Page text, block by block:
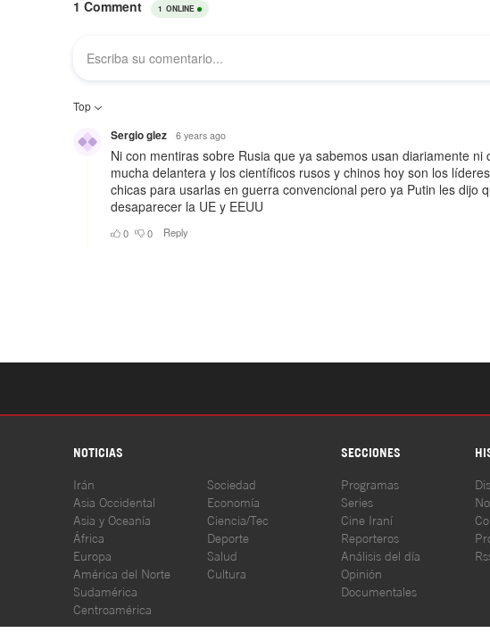
NOTICIAS SECCIONES
Irán
Asia Occidental
Asia y Oceanía
África
Europa
América del Norte
Sudamérica
Centroamérica
Sociedad
Economía
Ciencia/Tec
Deporte
Salud
Cultura
Programas
Series
Cine Iraní
Reporteros
Análisis del día
Opinión
Documentales